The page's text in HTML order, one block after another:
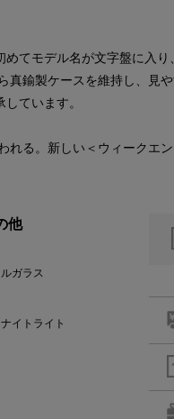
てモデル名が文字盤に入
鍮製ケースを維持し、見
ています。
る。新しい＜ウィークエ
他
ガラス
イトライト